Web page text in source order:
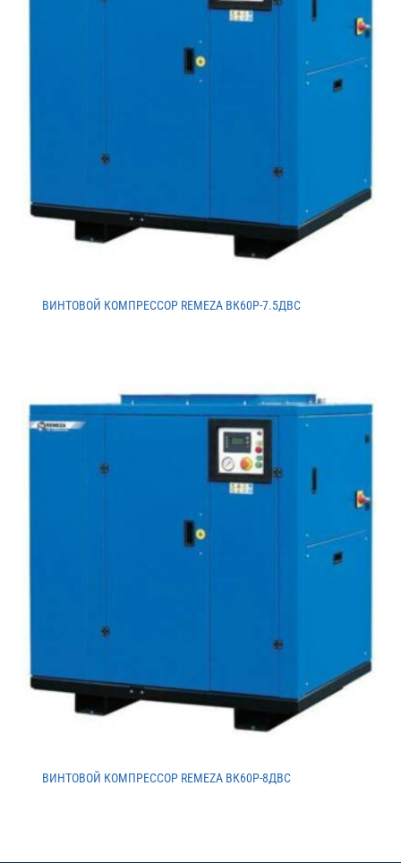
ВИНТОВОЙ КОМПРЕССОР REMEZA ВК60Р-7.5ДВС
ВИНТОВОЙ КОМПРЕССОР REMEZA ВК60Р-8ДВС